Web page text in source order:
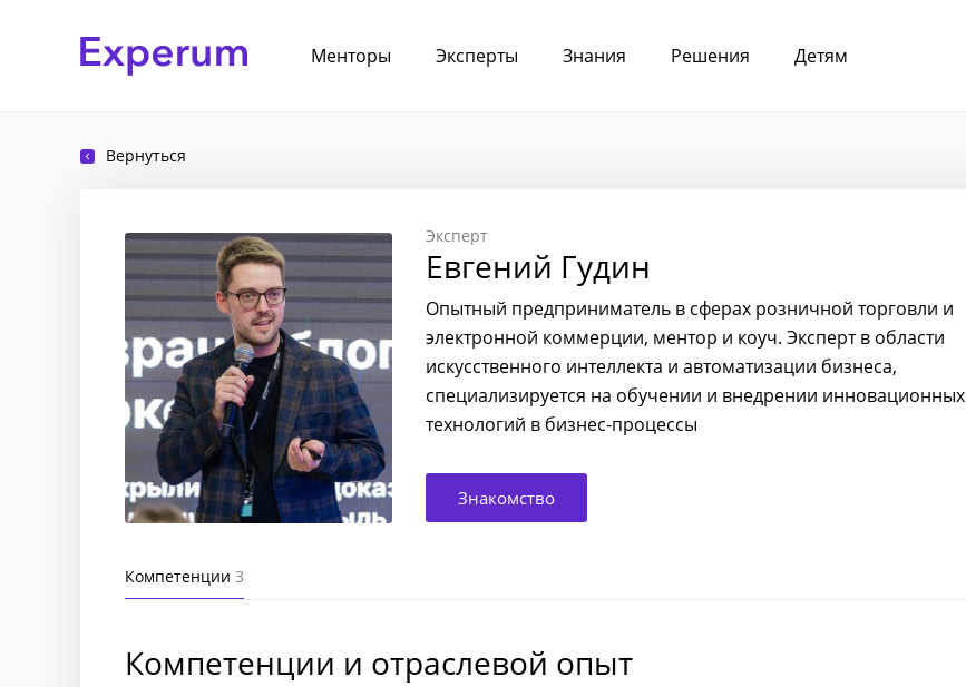
Менторы Эксперты Знания Решения Детям
Вернуться
Эксперт
Евгений Гудин
Опытный предприниматель в сферах розничной торговли и
электронной коммерции, ментор и коуч. Эксперт в области
искусственного интеллекта и автоматизации бизнеса,
специализируется на обучении и внедрении инновационных
технологий в бизнес-процессы
Знакомство
Компетенции 3
Компетенции и отраслевой опыт